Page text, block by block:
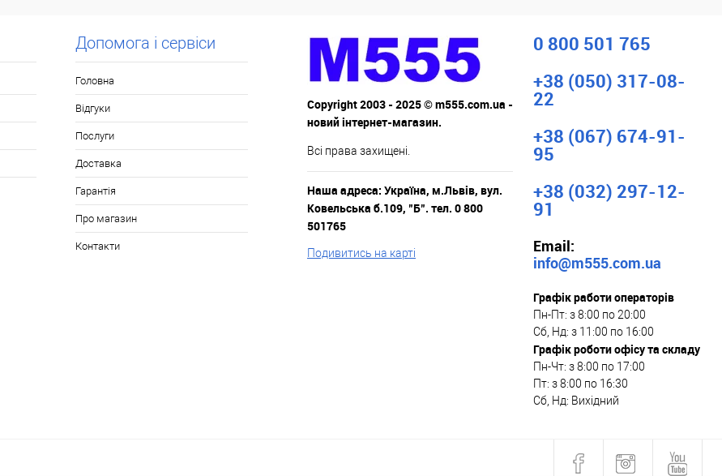
Допомога і сервіси
Головна
Відгуки
Послуги
Доставка
Гарантія
Про магазин
Контакти
Copyright 2003 - 2025 © m555.com.ua -
новий інтернет-магазин.
Всі права захищені.
Наша адреса: Україна, м.Львів, вул.
Ковельська б.109, "Б". тел. 0 800
501765
Подивитись на карті
0 800 501 765
+38 (050) 317-08-
22
+38 (067) 674-91-
95
+38 (032) 297-12-
91
Email:
info@m555.com.ua
Графік работи операторів
Пн-Пт: з 8:00 по 20:00
Сб, Нд: з 11:00 по 16:00
Графік роботи офісу та складу
Пн-Чт: з 8:00 по 17:00
Пт: з 8:00 по 16:30
Сб, Нд: Вихідний